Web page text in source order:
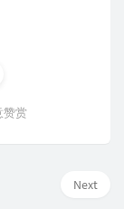
赞赏
Next